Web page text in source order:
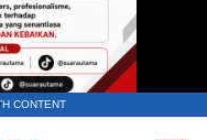
CONTENT